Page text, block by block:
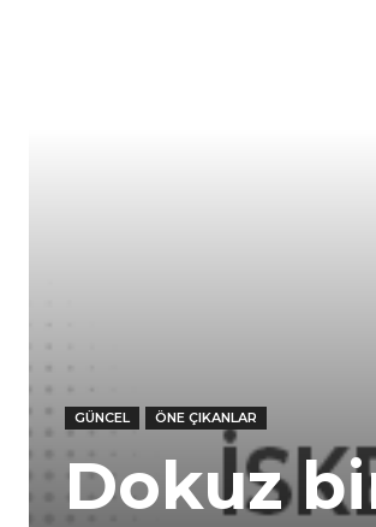
GÜNCEL ÖNE ÇIKANLAR
Dokuz